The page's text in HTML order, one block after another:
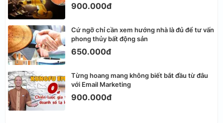
900.000đ
Cứ ngỡ chỉ cần xem hướng nhà là đủ để tư vấn
phong thủy bất động sản
650.000đ
Từng hoang mang không biết bắt đầu từ đâu
với Email Marketing
900.000đ